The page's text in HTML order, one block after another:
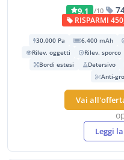
9,1 /10
RISPARMI
30.000 Pa 6.400 mAh
Rilev. oggetti
Rilev. sporco
Bordi estesi
Detersivo
Anti-
Vai
Leggi